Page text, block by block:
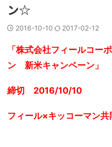
ン☆
2016-10-10 2017-02-12
「株式会社フィールコー
ン 新米キャンペーン」
締切 2016/10/10
フィール×キッコーマン共